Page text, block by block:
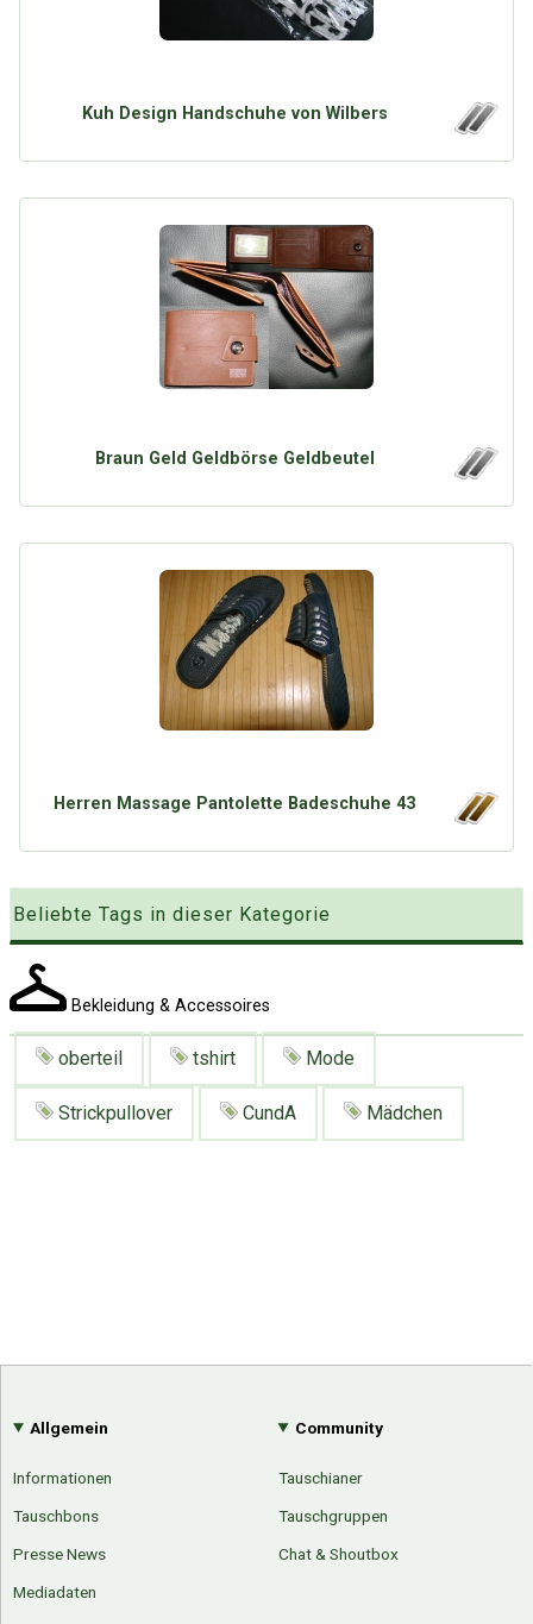
Mit Email Twitter
Google Neu hier?
Tauschbons
Mediadaten
Neue Artikel
Kuh Design Handschuhe von Wilbers
Braun Geld Geldbörse Geldbeutel
Herren Massage Pantolette Badeschuhe 43
Beliebte Tags in dieser Kategorie
Bekleidung & Accessoires
oberteil tshirt Mode
Strickpullover CundA Mädchen
Allgemein
Informationen
Tauschbons
Presse News
Mediadaten
Community
Tauschianer
Tauschgruppen
Chat & Shoutbox